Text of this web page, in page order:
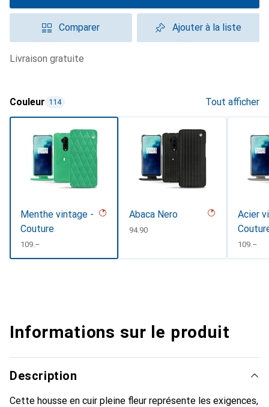
Comparer Ajouter à la liste
livraison gratuite
Couleur 114 Tout afficher
Menthe vintage -
Couture
CHF
109.–
Abaca Nero
CHF
94.90
Acier
CHF
109.–
Informations sur le produit
Description
Cette housse en cuir pleine fleur représente les exigences,